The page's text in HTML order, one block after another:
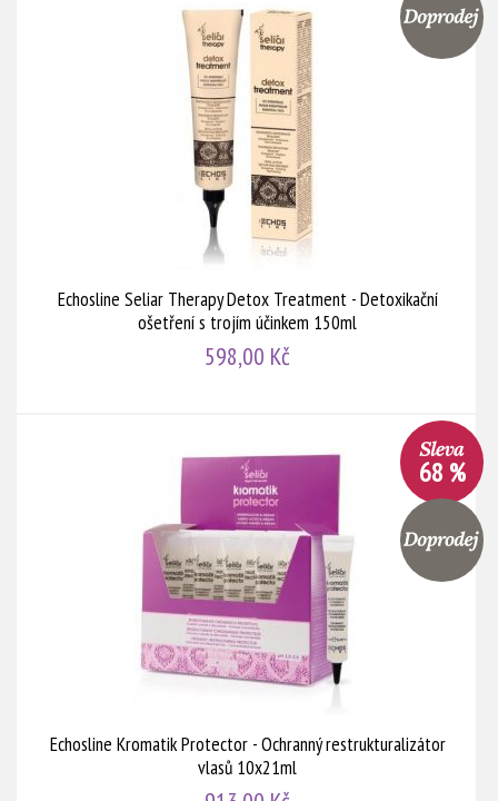
Echosline Seliar Therapy Detox Treatment - Detoxikační
ošetření s trojím účinkem 150ml
598,00 Kč
Echosline Kromatik Protector - Ochranný restrukturalizátor
vlasů 10x21ml
68 %